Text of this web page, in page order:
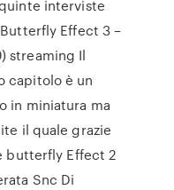
interviste
Effect 3 –
streaming Il
capitolo è un
in miniatura ma
il quale grazie
butterfly Effect 2
Snc Di